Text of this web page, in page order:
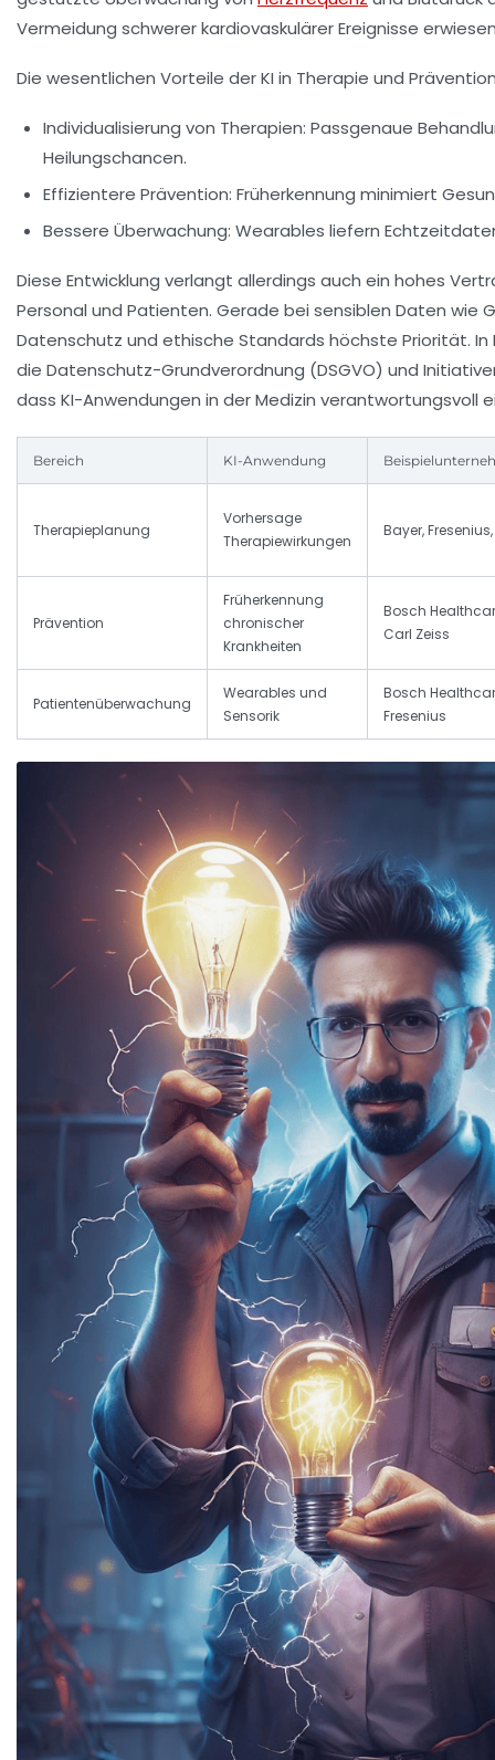
Vermeidung schwerer kardiovaskulärer Ereignisse
Die wesentlichen Vorteile der KI in Therapie und
Individualisierung von Therapien: Passgenaue
Heilungschancen.
Effizientere Prävention: Früherkennung minimiert
Bessere Überwachung: Wearables liefern
Diese Entwicklung verlangt allerdings auch ein hohes
Personal und Patienten. Gerade bei sensiblen Daten
Datenschutz und ethische Standards höchste Priorität. In
die Datenschutz-Grundverordnung (DSGVO) und
dass KI-Anwendungen in der Medizin verantwortungsvoll
Bereich KI-Anwendung
Therapieplanung
Vorhersage
Therapiewirkungen
Bayer, Fresenius,
Prävention
Früherkennung
chronischer
Krankheiten
Bosch
Carl Zeiss
Patientenüberwachung
Wearables und
Sensorik
Bosch
Fresenius